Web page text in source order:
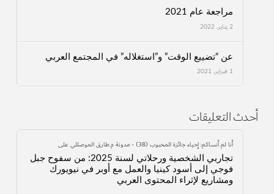
مراجعة عام 2021
2 يناير، 2022
عن “تضييع الوقت” و”استغلاله” في المجتمع العربي
1 فبراير، 2021
أحدث التعليقات
أنا لم أنساكم: إحياء جائزة المحبوب (38) - مدونة م.طارق الموصللي على
تجاربي الشخصية ورحلاتي لسنة 2025: من سفوح جبل
فوجي إلى أسود كينيا والعمل مع أوبر في نيويورك
ومشاريع لإثراء المحتوى العربي